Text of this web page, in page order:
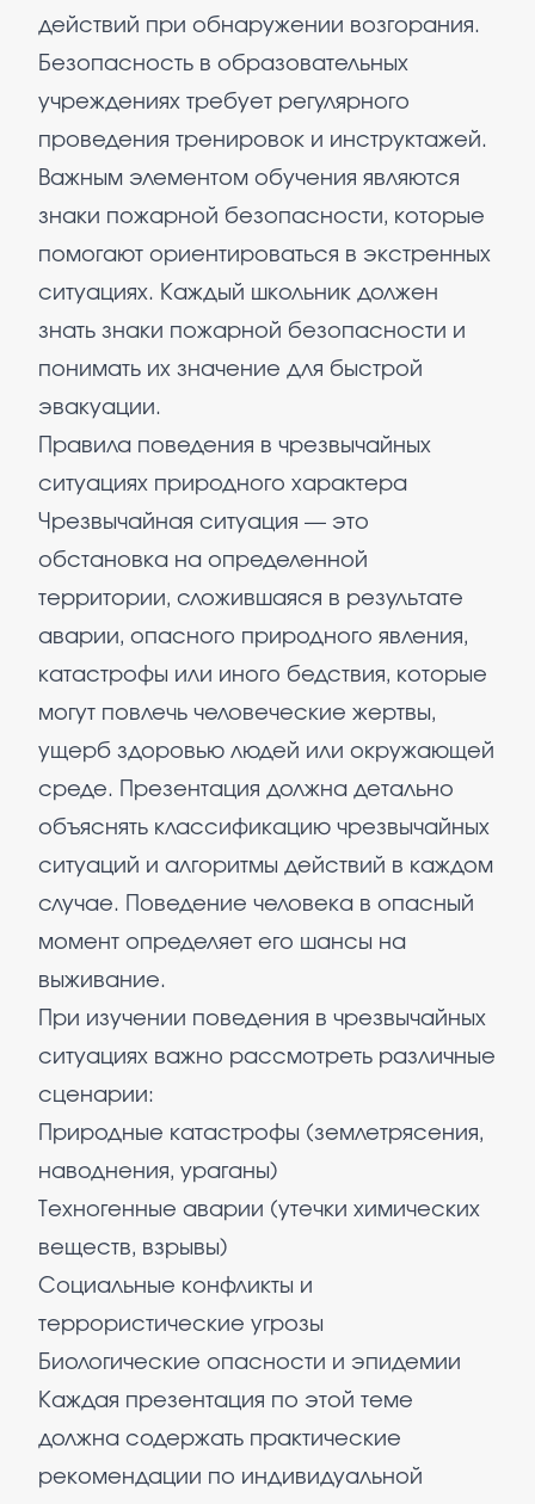
действий при обнаружении возгорания.
Безопасность в образовательных
учреждениях требует регулярного
проведения тренировок и инструктажей.
Важным элементом обучения являются
знаки пожарной безопасности, которые
помогают ориентироваться в экстренных
ситуациях. Каждый школьник должен
знать знаки пожарной безопасности и
понимать их значение для быстрой
эвакуации.
Правила поведения в чрезвычайных
ситуациях природного характера
Чрезвычайная ситуация — это
обстановка на определенной
территории, сложившаяся в результате
аварии, опасного природного явления,
катастрофы или иного бедствия, которые
могут повлечь человеческие жертвы,
ущерб здоровью людей или окружающей
среде. Презентация должна детально
объяснять классификацию чрезвычайных
ситуаций и алгоритмы действий в каждом
случае. Поведение человека в опасный
момент определяет его шансы на
выживание.
При изучении поведения в чрезвычайных
ситуациях важно рассмотреть различные
сценарии:
Природные катастрофы (землетрясения,
наводнения, ураганы)
Техногенные аварии (утечки химических
веществ, взрывы)
Социальные конфликты и
террористические угрозы
Биологические опасности и эпидемии
Каждая презентация по этой теме
должна содержать практические
рекомендации по индивидуальной